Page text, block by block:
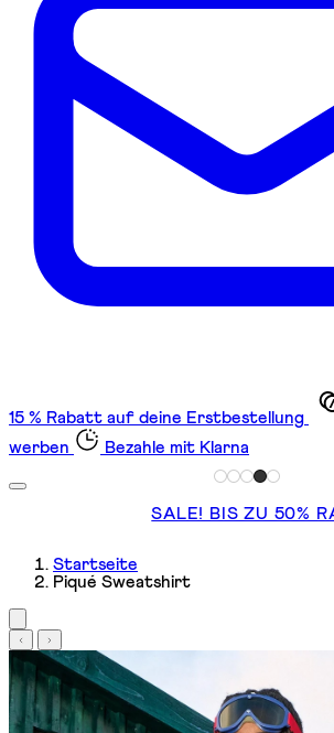
15 % Rabatt auf deine Erstbestellung
werben
Bezahle mit Klarna
SALE! BIS ZU 50%
Startseite
Piqué Sweatshirt